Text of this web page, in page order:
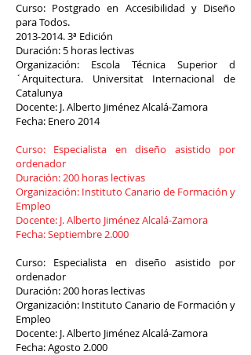
Curso: Postgrado en Accesibilidad y Diseño
para Todos.
2013-2014. 3ª Edición
Duración: 5 horas lectivas
Organización: Escola Técnica Superior d
´Arquitectura. Universitat Internacional de
Catalunya
Docente: J. Alberto Jiménez Alcalá-Zamora
Fecha: Enero 2014
Curso: Especialista en diseño asistido por
ordenador
Duración: 200 horas lectivas
Organización: Instituto Canario de Formación y
Empleo
Docente: J. Alberto Jiménez Alcalá-Zamora
Fecha: Septiembre 2.000
Curso: Especialista en diseño asistido por
ordenador
Duración: 200 horas lectivas
Organización: Instituto Canario de Formación y
Empleo
Docente: J. Alberto Jiménez Alcalá-Zamora
Fecha: Agosto 2.000